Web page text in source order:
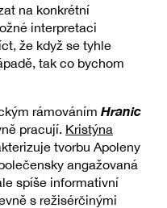
na konkrétní
interpretaci
že když se tyhle
tak co bychom
rámováním Hranic
pracují. Kristýna
tvorbu Apoleny
angažovaná
spíše informativní
s režisérčinými